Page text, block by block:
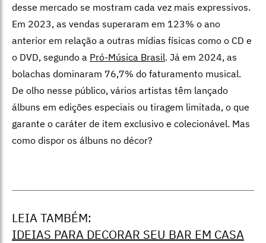
desse mercado se mostram cada vez mais expressivos.
Em 2023, as vendas superaram em 123% o ano
anterior em relação a outras mídias físicas como o CD e
o DVD, segundo a Pró-Música Brasil. Já em 2024, as
bolachas dominaram 76,7% do faturamento musical.
De olho nesse público, vários artistas têm lançado
álbuns em edições especiais ou tiragem limitada, o que
garante o caráter de item exclusivo e colecionável. Mas
como dispor os álbuns no décor?
LEIA TAMBÉM:
IDEIAS PARA DECORAR SEU BAR EM CASA